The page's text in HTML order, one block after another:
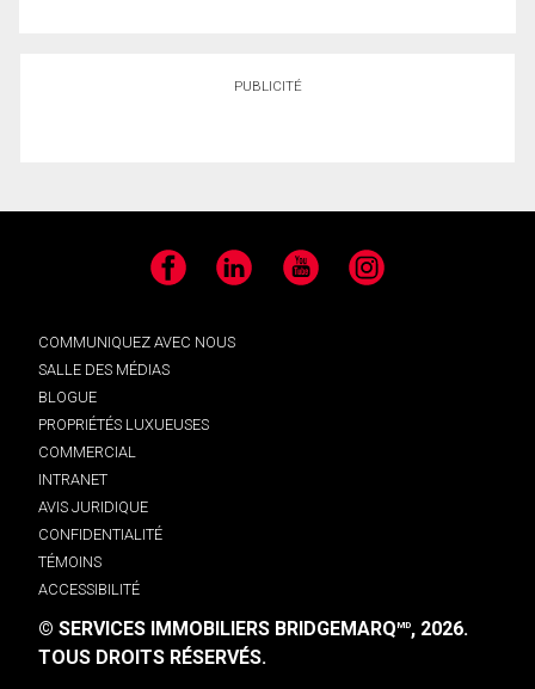
PUBLICITÉ
Facebook LinkedIn YouTube Instagram
COMMUNIQUEZ AVEC NOUS
SALLE DES MÉDIAS
BLOGUE
PROPRIÉTÉS LUXUEUSES
COMMERCIAL
INTRANET
AVIS JURIDIQUE
CONFIDENTIALITÉ
TÉMOINS
ACCESSIBILITÉ
© SERVICES IMMOBILIERS BRIDGEMARQMD, 2026.
TOUS DROITS RÉSERVÉS.